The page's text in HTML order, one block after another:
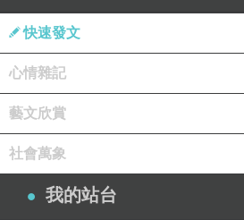
快速發文
心情雜記
藝文欣賞
社會萬象
我的站台